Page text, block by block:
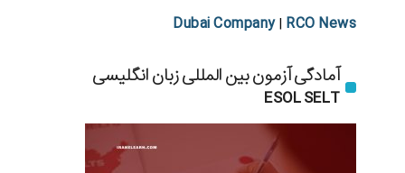
Dubai Company| RCO News
آمادگی آزمون بین المللی زبان انگلیسی
ESOL SELT